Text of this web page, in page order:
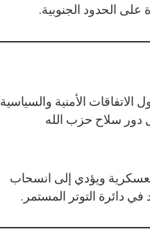
على الحدود الجنوبية.
الأمنية والسياسية
دور سلاح حزب الله
ويؤدي إلى انسحاب
في دائرة التوتر المستمر.